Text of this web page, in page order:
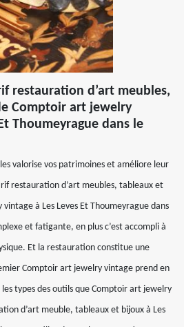
restauration d’art meubles,
Comptoir art jewelry
Thoumeyrague dans le
valorise vos patrimoines et améliore leur
restauration d’art meubles, tableaux et
à Les Leves Et Thoumeyrague dans
et fatigante, en plus c’est accompli à
Et la restauration constitue une
Comptoir art jewelry vintage prend en
types des outils que Comptoir art jewelry
d’art meuble, tableaux et bijoux à Les